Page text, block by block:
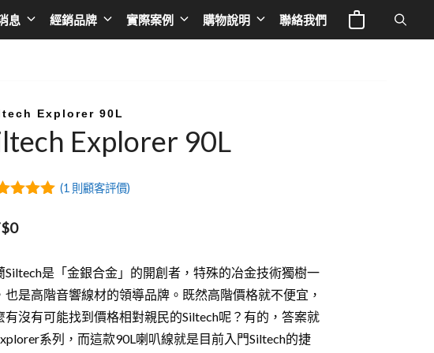
液晶電視
投影機
息 經銷品牌
台灣 BENQ
台灣AUDIOLIFE
台灣音圓
台灣金嗓
台灣金將
荷蘭 Siltech
德國OCTAVE
德國 THORENS
德國 T+A
實際案例 購物說明 聯絡我們
Explorer 90L
Explorer 90L
(1 則顧客評價)
0
Siltech是「金銀合金」的開創者，特殊的冶金技術獨樹一
也是高階音響線材的領導品牌。既然高階價格就不便宜，
有沒有可能找到價格相對親民的Siltech呢？有的，答案就
系列，而這款90L喇叭線就是目前入門Siltech的捷